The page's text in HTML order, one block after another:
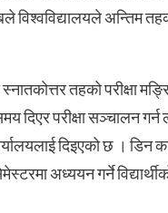
अन्तिम तहका
तहको परीक्षा
दिएर परीक्षा सञ्चालन
दिइएको छ । डिन
अध्ययन गर्ने